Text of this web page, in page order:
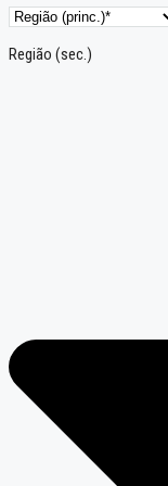
Região (sec.)